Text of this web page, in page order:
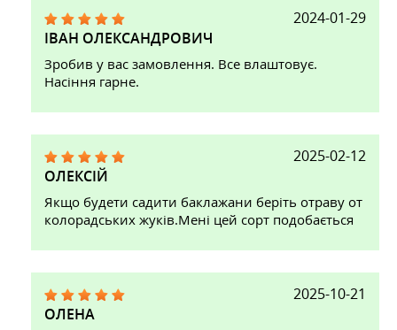
2024-01-29
ІВАН ОЛЕКСАНДРОВИЧ
Зробив у вас замовлення. Все влаштовує.
Насіння гарне.
2025-02-12
ОЛЕКСІЙ
Якщо будети садити баклажани беріть отраву от
колорадських жуків.Мені цей сорт подобається
2025-10-21
ОЛЕНА